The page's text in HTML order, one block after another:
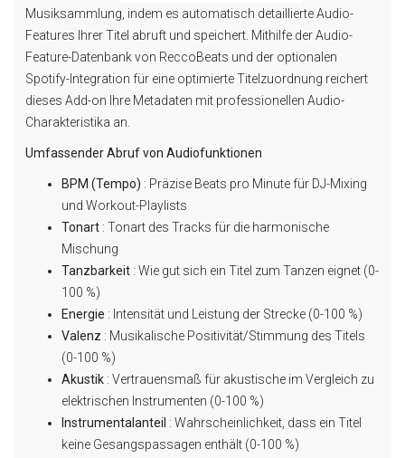
Musiksammlung, indem es automatisch detaillierte Audio-
Features Ihrer Titel abruft und speichert. Mithilfe der Audio-
Feature-Datenbank von ReccoBeats und der optionalen
Spotify-Integration für eine optimierte Titelzuordnung reichert
dieses Add-on Ihre Metadaten mit professionellen Audio-
Charakteristika an.
Umfassender Abruf von Audiofunktionen
BPM (Tempo) : Präzise Beats pro Minute für DJ-Mixing
und Workout-Playlists
Tonart : Tonart des Tracks für die harmonische
Mischung
Tanzbarkeit : Wie gut sich ein Titel zum Tanzen eignet (0-
100 %)
Energie : Intensität und Leistung der Strecke (0-100 %)
Valenz : Musikalische Positivität/Stimmung des Titels
(0-100 %)
Akustik : Vertrauensmaß für akustische im Vergleich zu
elektrischen Instrumenten (0-100 %)
Instrumentalanteil : Wahrscheinlichkeit, dass ein Titel
keine Gesangspassagen enthält (0-100 %)